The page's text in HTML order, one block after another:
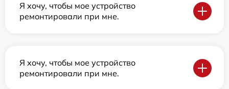
Я хочу, чтобы мое устройство
ремонтировали при мне.
Я хочу, чтобы мое устройство
ремонтировали при мне.